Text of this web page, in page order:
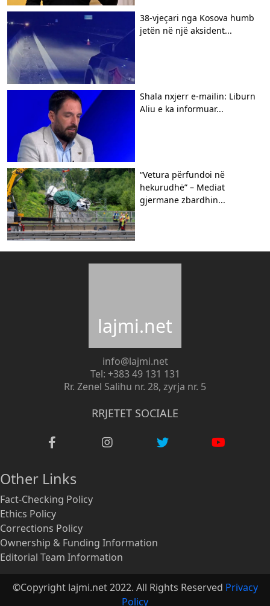
38-vjeçari nga Kosova humb
jetën në një aksident...
Shala nxjerr e-mailin: Liburn
Aliu e ka informuar...
“Vetura përfundoi në
hekurudhë” – Mediat
gjermane zbardhin...
lajmi.net
info@lajmi.net
Tel: +383 49 131 131
Rr. Zenel Salihu nr. 28, zyrja nr. 5
RRJETET SOCIALE
Other Links
Fact-Checking Policy
Ethics Policy
Corrections Policy
Ownership & Funding Information
Editorial Team Information
©Copyright lajmi.net 2022. All Rights Reserved Privacy
Policy